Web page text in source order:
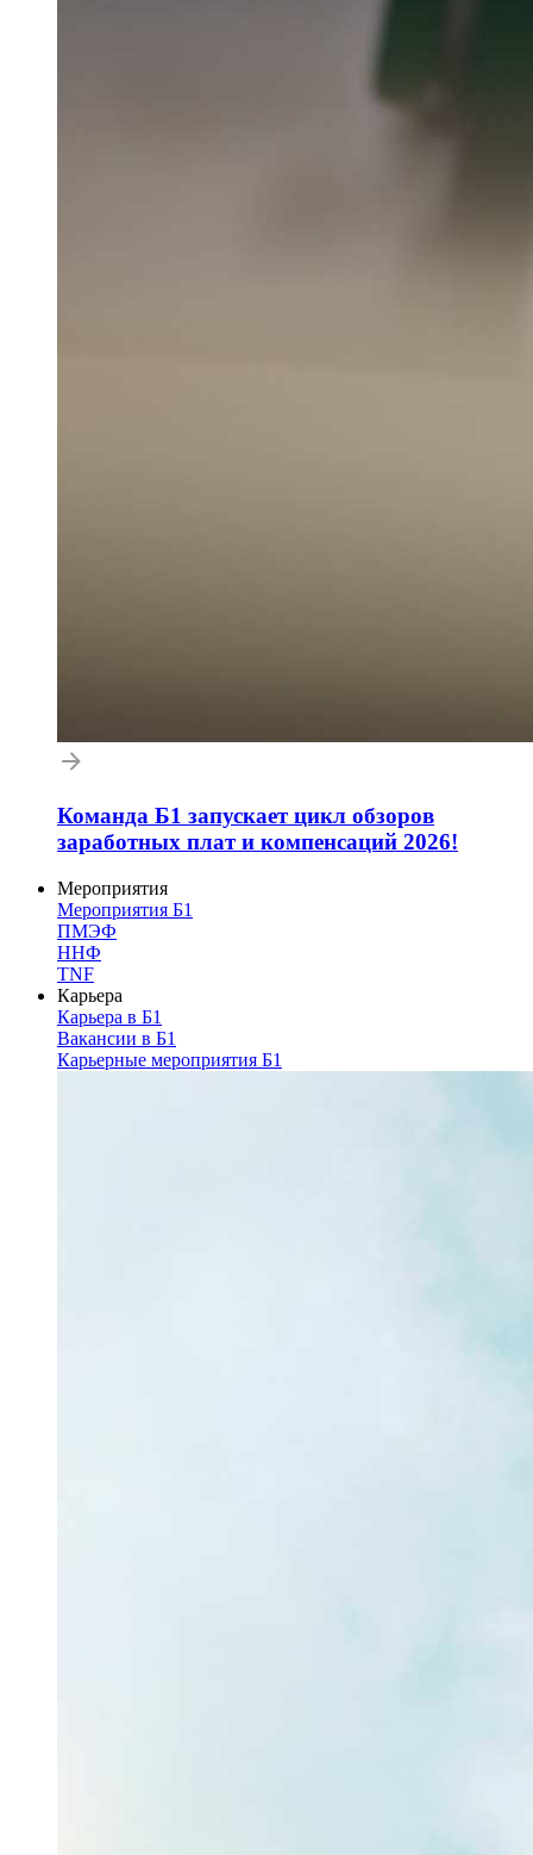
Команда Б1 запускает цикл обзоров
заработных плат и компенсаций 2026!
Мероприятия
Мероприятия Б1
ПМЭФ
ННФ
TNF
Карьера
Карьера в Б1
Вакансии в Б1
Карьерные мероприятия Б1